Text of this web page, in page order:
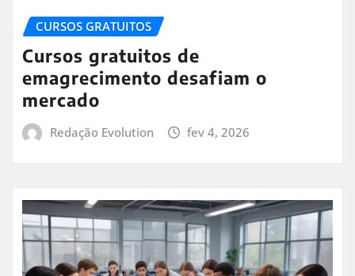
CURSOS GRATUITOS
Cursos gratuitos de
emagrecimento desafiam o
mercado
Redação Evolution fev 4, 2026